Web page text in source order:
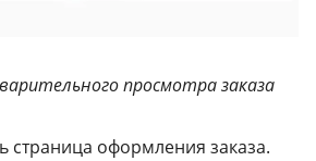
просмотра заказа
страница оформления заказа.